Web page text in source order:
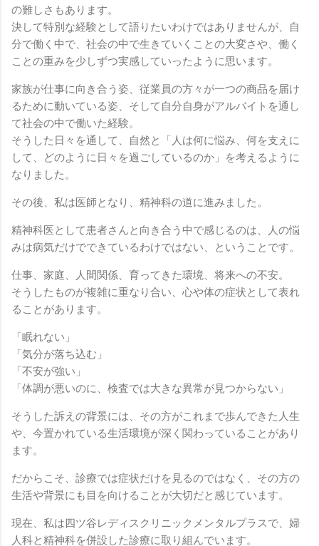
の難しさもあります。
決して特別な経験として語りたいわけではありませんが、自
分で働く中で、社会の中で生きていくことの大変さや、働く
ことの重みを少しずつ実感していったように思います。
家族が仕事に向き合う姿、従業員の方々が一つの商品を届け
るために動いている姿、そして自分自身がアルバイトを通し
て社会の中で働いた経験。
そうした日々を通して、自然と「人は何に悩み、何を支えに
して、どのように日々を過ごしているのか」を考えるように
なりました。
その後、私は医師となり、精神科の道に進みました。
精神科医として患者さんと向き合う中で感じるのは、人の悩
みは病気だけでできているわけではない、ということです。
仕事、家庭、人間関係、育ってきた環境、将来への不安。
そうしたものが複雑に重なり合い、心や体の症状として表れ
ることがあります。
「眠れない」
「気分が落ち込む」
「不安が強い」
「体調が悪いのに、検査では大きな異常が見つからない」
そうした訴えの背景には、その方がこれまで歩んできた人生
や、今置かれている生活環境が深く関わっていることがあり
ます。
だからこそ、診療では症状だけを見るのではなく、その方の
生活や背景にも目を向けることが大切だと感じています。
現在、私は四ツ谷レディスクリニックメンタルプラスで、婦
人科と精神科を併設した診療に取り組んでいます。